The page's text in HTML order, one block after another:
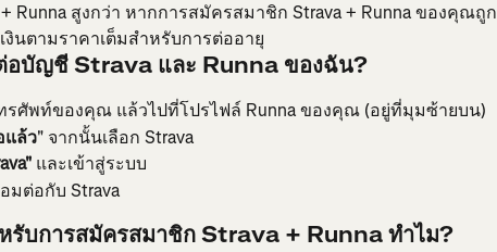
Runna สูงกว่า หากการสมัครสมาชิก Strava + Runna ของคุณถูก
งินตามราคาเต็มสำหรับการต่ออายุ
ต่อบัญชี Strava และ Runna ของฉัน?
รศัพท์ของคุณ แล้วไปที่โปรไฟล์ Runna ของคุณ (อยู่ที่มุมซ้ายบน)
แล้ว" จากนั้นเลือก Strava
และเข้าสู่ระบบ
มต่อกับ Strava
หรับการสมัครสมาชิก Strava + Runna ทำไม?